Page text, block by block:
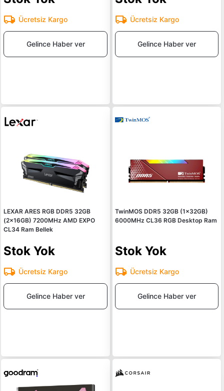
Ücretsiz Kargo
Gelince Haber ver
Ücretsiz Kargo
Gelince Haber ver
LEXAR ARES RGB DDR5 32GB
(2x16GB) 7200MHz AMD EXPO
CL34 Ram Bellek
Stok Yok
Ücretsiz Kargo
Gelince Haber ver
TwinMOS DDR5 32GB (1x32GB)
6000MHz CL36 RGB Desktop Ram
Stok Yok
Ücretsiz Kargo
Gelince Haber ver